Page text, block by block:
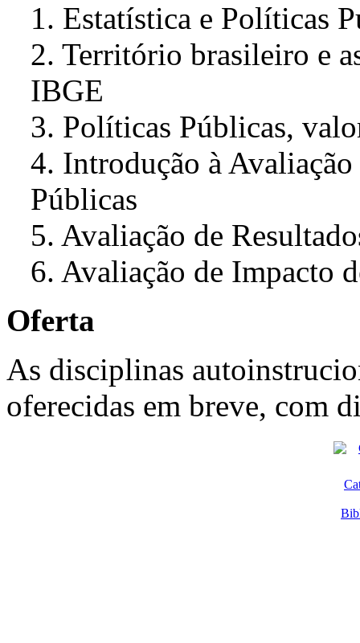
1. Estatística e Políticas
2. Território brasileiro e
IBGE
3. Políticas Públicas,
4. Introdução à
Públicas
5. Avaliação de
6. Avaliação de Impacto
Oferta
As disciplinas
oferecidas em breve, com